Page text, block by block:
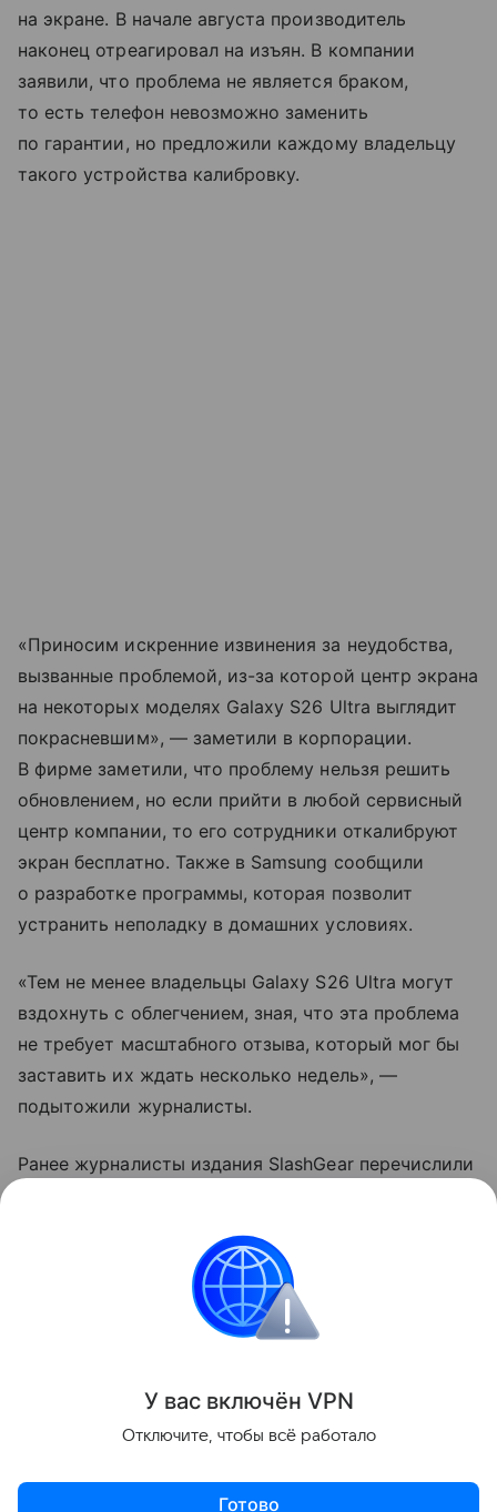
на экране. В начале августа производитель
наконец отреагировал на изъян. В компании
заявили, что проблема не является браком,
то есть телефон невозможно заменить
по гарантии, но предложили каждому владельцу
такого устройства калибровку.
«Приносим искренние извинения за неудобства,
вызванные проблемой, из-за которой центр экрана
на некоторых моделях Galaxy S26 Ultra выглядит
покрасневшим», — заметили в корпорации.
В фирме заметили, что проблему нельзя решить
обновлением, но если прийти в любой сервисный
центр компании, то его сотрудники откалибруют
экран бесплатно. Также в Samsung сообщили
о разработке программы, которая позволит
устранить неполадку в домашних условиях.
«Тем не менее владельцы Galaxy S26 Ultra могут
вздохнуть с облегчением, зная, что эта проблема
не требует масштабного отзыва, который мог бы
заставить их ждать несколько недель», —
подытожили журналисты.
Ранее журналисты издания SlashGear перечислили
Google Pixel 8 и другие девайсы.
Поделиться
У вас включён VPN
Отключите, чтобы всё работало
Готово